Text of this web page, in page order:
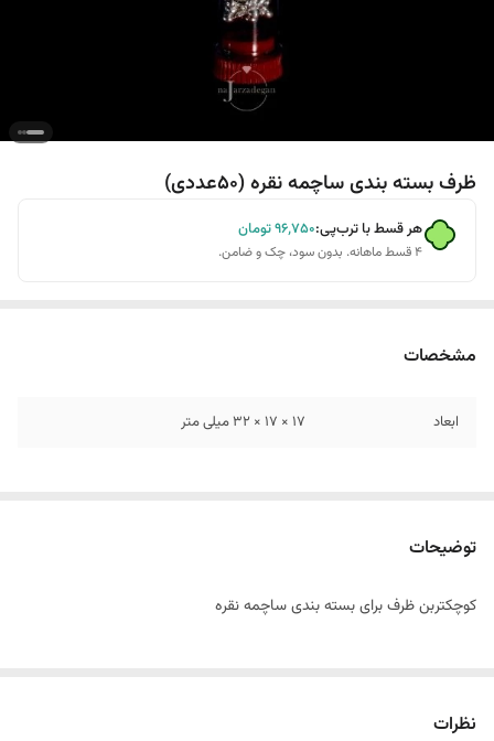
ظرف بسته بندی ساچمه نقره (50عددی)
هر قسط با ترب‌پی:۹۶٬۷۵۰تومان
۴ قسط ماهانه. بدون سود، چک و ضامن.
مشخصات
ابعاد 17 × 17 × 32 میلی متر
توضیحات
کوچکتربن ظرف برای بسته بندی ساچمه نقره
نظرات